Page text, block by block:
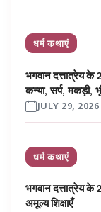
धर्म कथाएं
भगवान दत्तात्रेय
कन्या, सर्प, मकड़ी,
JULY 29, 2026
धर्म कथाएं
भगवान दत्तात्रेय
अमूल्य शिक्षाएँ